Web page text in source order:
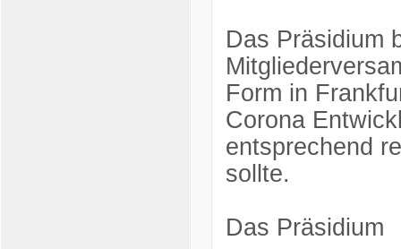
Das Präsidium
Form in
Corona
entsprechend
sollte.
Das Präsidium